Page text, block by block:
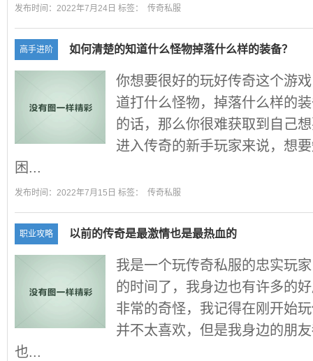
发布时间：2022年7月24日 标签： 传奇私服
高手进阶 如何清楚的知道什么怪物掉落什么样的装备？
你想要很好的玩好传奇这个游
道打什么怪物，掉落什么样的
的话，那么你很难获取到自己
进入传奇的新手玩家来说，想
困...
发布时间：2022年7月15日 标签： 传奇私服
职业攻略 以前的传奇是最激情也是最热血的
我是一个玩传奇私服的忠实玩
的时间了，我身边也有许多的
非常的奇怪，我记得在刚开始
并不太喜欢，但是我身边的朋
也...